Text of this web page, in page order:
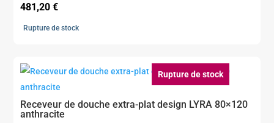
481,20€
Rupture de stock
Rupture de stock
Receveur de douche extra-plat design LYRA 80×120
anthracite